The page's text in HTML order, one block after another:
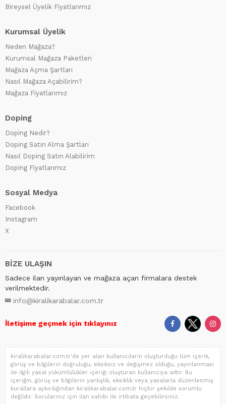
Bireysel Üyelik Fiyatlarımız
Kurumsal Üyelik
Neden Mağaza?
Kurumsal Mağaza Paketleri
Mağaza Açma Şartları
Nasıl Mağaza Açabilirim?
Mağaza Fiyatlarımız
Doping
Doping Nedir?
Doping Satın Alma Şartları
Nasıl Doping Satın Alabilirim
Doping Fiyatlarımız
Sosyal Medya
Facebook
Instagram
X
BİZE ULAŞIN
Sadece ilan yayınlayan ve mağaza açan firmalara destek
verilmektedir.
info@kiralikarabalar.com.tr
İletişime geçmek için tıklayınız
kiralikarabalar.com.tr'de yer alan kullanıcıların oluşturduğu tüm içerik,
görüş ve bilgilerin doğruluğu, eksiksiz ve değişmez olduğu, yayınlanması
ile ilgili yasal yükümlülükler içeriği oluşturan kullanıcıya aittir. Bu
içeriğin, görüş ve bilgilerin yanlışlık, eksiklik veya yasalarla düzenlenmiş
kurallara aykırılığından kiralikarabalar.com.tr hiçbir şekilde sorumlu
değildir. Sorularınız için ilan sahibi ile irtibata geçebilirsiniz.